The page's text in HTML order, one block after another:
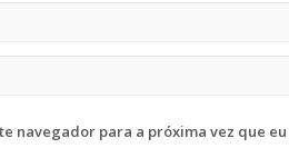
navegador para a próxima vez que